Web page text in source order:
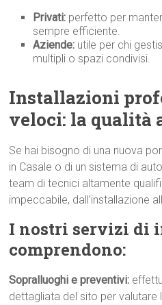
Privati: perfetto per
sempre efficiente.
Aziende: utile per chi
multipli o spazi condivisi.
Installazioni
veloci: la qualità
Se hai bisogno di una nuova
in Casale o di un sistema di
team di tecnici altamente
impeccabile, dall’installazione
I nostri servizi di
comprendono:
Sopralluoghi e preventivi:
dettagliata del sito per